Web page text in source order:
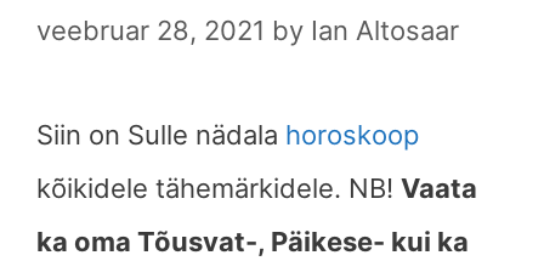
veebruar 28, 2021 by Ian Altosaar
Siin on Sulle nädala horoskoop
kõikidele tähemärkidele. NB! Vaata
ka oma Tõusvat-, Päikese- kui ka